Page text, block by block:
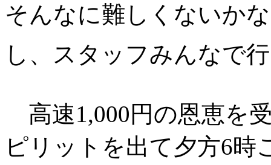
そんなに難しくないか
し、スタッフみんなで
高速1,000円の恩恵を
ピリットを出て夕方6時